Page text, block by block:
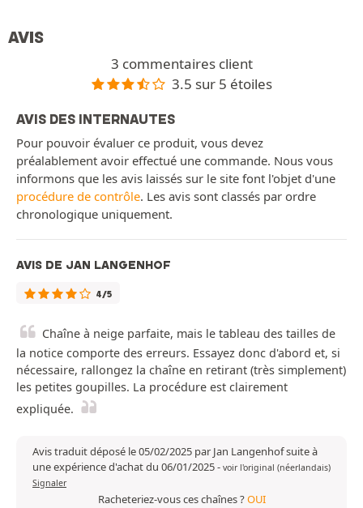
AVIS
3 commentaires client
3.5 sur 5 étoiles
AVIS DES INTERNAUTES
Pour pouvoir évaluer ce produit, vous devez
préalablement avoir effectué une commande. Nous vous
informons que les avis laissés sur le site font l'objet d'une
procédure de contrôle. Les avis sont classés par ordre
chronologique uniquement.
AVIS DE JAN LANGENHOF
4/5
Chaîne à neige parfaite, mais le tableau des tailles de
la notice comporte des erreurs. Essayez donc d'abord et, si
nécessaire, rallongez la chaîne en retirant (très simplement)
les petites goupilles. La procédure est clairement
expliquée.
Avis traduit déposé le 05/02/2025 par Jan Langenhof suite à
une expérience d'achat du 06/01/2025- voir l'original (néerlandais)
Signaler
Racheteriez-vous ces chaînes ?OUI